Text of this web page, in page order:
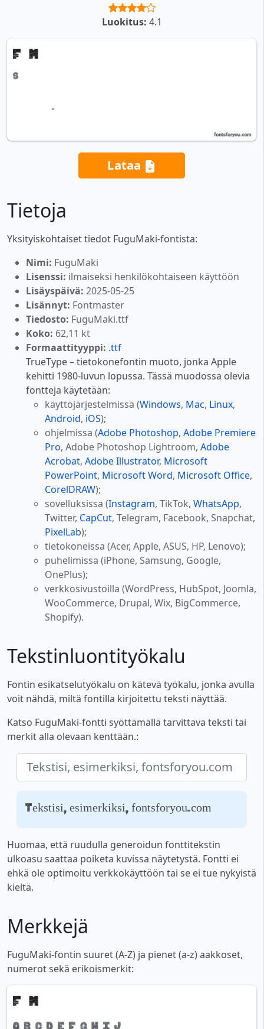
Luokitus: 4.1
Lataa
Tietoja
Yksityiskohtaiset tiedot FuguMaki-fontista:
Nimi: FuguMaki
Lisenssi: ilmaiseksi henkilökohtaiseen käyttöön
Lisäyspäivä: 2025-05-25
Lisännyt: Fontmaster
Tiedosto: FuguMaki.ttf
Koko: 62,11 kt
Formaattityyppi: .ttf
TrueType – tietokonefontin muoto, jonka Apple
kehitti 1980-luvun lopussa. Tässä muodossa olevia
fontteja käytetään:
käyttöjärjestelmissä (Windows, Mac, Linux,
Android, iOS);
ohjelmissa (Adobe Photoshop, Adobe Premiere
Pro, Adobe Photoshop Lightroom, Adobe
Acrobat, Adobe Illustrator, Microsoft
PowerPoint, Microsoft Word, Microsoft Office,
CorelDRAW);
sovelluksissa (Instagram, TikTok, WhatsApp,
Twitter, CapCut, Telegram, Facebook, Snapchat,
PixelLab);
tietokoneissa (Acer, Apple, ASUS, HP, Lenovo);
puhelimissa (iPhone, Samsung, Google,
OnePlus);
verkkosivustoilla (WordPress, HubSpot, Joomla,
WooCommerce, Drupal, Wix, BigCommerce,
Shopify).
Tekstinluontityökalu
Fontin esikatselutyökalu on kätevä työkalu, jonka avulla
voit nähdä, miltä fontilla kirjoitettu teksti näyttää.
Katso FuguMaki-fontti syöttämällä tarvittava teksti tai
merkit alla olevaan kenttään.:
Tekstisi, esimerkiksi, fontsforyou.com
Huomaa, että ruudulla generoidun fonttitekstin
ulkoasu saattaa poiketa kuvissa näytetystä. Fontti ei
ehkä ole optimoitu verkkokäyttöön tai se ei tue nykyistä
kieltä.
Merkkejä
FuguMaki-fontin suuret (A-Z) ja pienet (a-z) aakkoset,
numerot sekä erikoismerkit: